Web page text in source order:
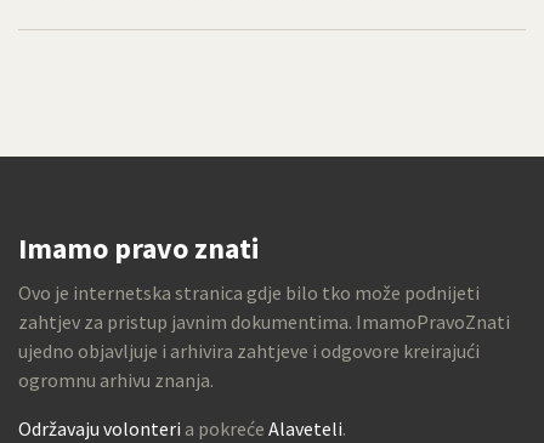
Imamo pravo znati
Ovo je internetska stranica gdje bilo tko može podnijeti
zahtjev za pristup javnim dokumentima. ImamoPravoZnati
ujedno objavljuje i arhivira zahtjeve i odgovore kreirajući
ogromnu arhivu znanja.
Održavaju volonteri a pokreće Alaveteli.